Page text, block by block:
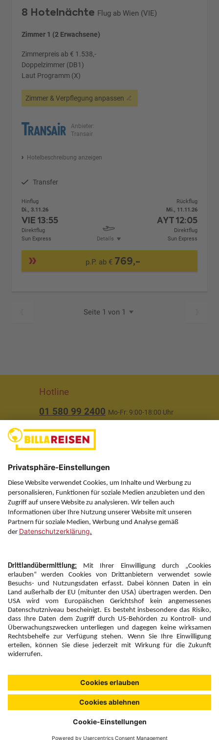
8 Hotelnächte Flug ab Wien (VIE)
Zimmer 1 (2 Erwachsene)
Zimmerpreis ab € 1.538,-
Doppelzimmer (DB1)
Laut Programm (X)
Zimmer & Verpflegung anpassen
Anbieter:
Transair
Hotelbeschreibung anzeigen
Transfer
Hinflug
Di., 3.11.26
VIE13:55
Direktflug
Sun Express
Details
Rückflug
Mi., 11.11.26
AYT12:05
Direktflug
Sun Express
p.P. ab € 769,-
Seite 1 von 1
Hotline
01 580 99 2400 Mo-Fr: 9:00-18:00 Uhr
Über uns
Service
Information
Folgen Sie uns auf
Newsletter:
Anmelden
Fairness und
Unsere Inhalte: Standards und
Meldung
Copyright © 2026 DERTOUR Austria GmbH
Suchen & Filtern